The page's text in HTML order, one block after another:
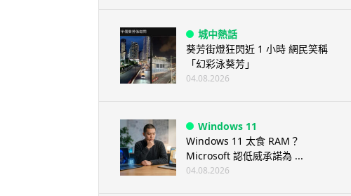
城中熱話
葵芳街燈狂閃近 1 小時 網民笑稱
「幻彩泳葵芳」
04.08.2026
Windows 11
Windows 11 太食 RAM？
Microsoft 認低威承諾為 ...
04.08.2026